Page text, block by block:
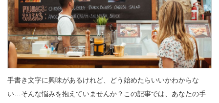
手書き文字に興味があるけれど、どう始めたらいいかわからな
い…そんな悩みを抱えていませんか？この記事では、あなたの手